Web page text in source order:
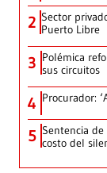
2 Sector
Puerto Libre
3 Polémica
sus circuitos
4 Procurador:
5 Sentencia
costo del